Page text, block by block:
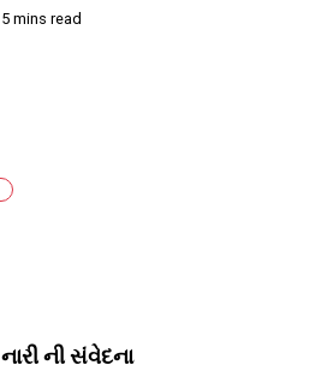
5 mins read
નારી ની સંવેદના